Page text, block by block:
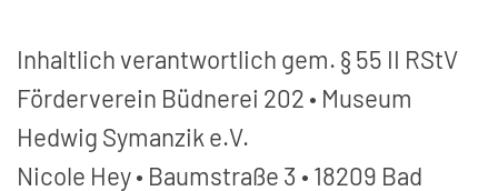
Inhaltlich verantwortlich gem. § 55 II RStV
Förderverein Büdnerei 202 • Museum
Hedwig Symanzik e.V.
Nicole Hey • Baumstraße 3 • 18209 Bad